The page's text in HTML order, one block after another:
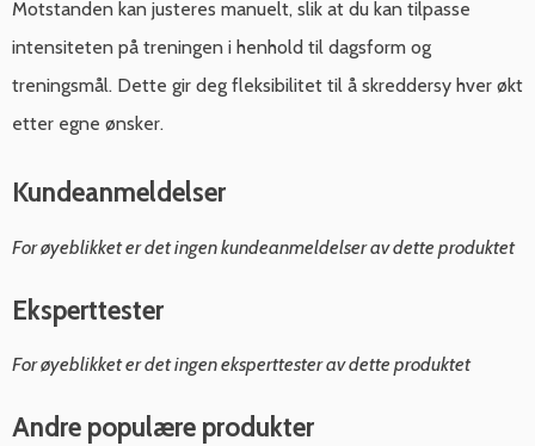
Motstanden kan justeres manuelt, slik at du kan tilpasse
intensiteten på treningen i henhold til dagsform og
treningsmål. Dette gir deg fleksibilitet til å skreddersy hver økt
etter egne ønsker.
Kundeanmeldelser
For øyeblikket er det ingen kundeanmeldelser av dette produktet
Eksperttester
For øyeblikket er det ingen eksperttester av dette produktet
Andre populære produkter